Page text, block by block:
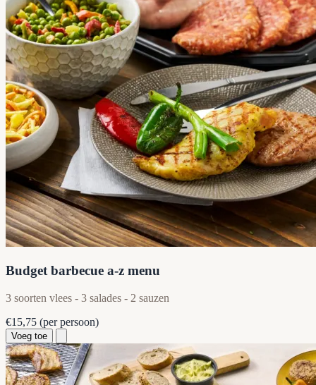
Budget barbecue a-z menu
3 soorten vlees - 3 salades - 2 sauzen
€15,75 (per persoon)
Voeg toe